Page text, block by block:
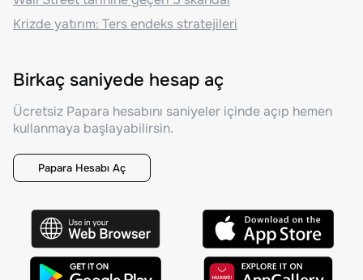
Krizde yatırım: Ters endeks stratejileri
Birkaç saniyede hesap aç
Ücretsiz Papara hesabını saniyeler içinde açıp hemen
kullanmaya başlayabilirsin.
Papara Hesabı Aç